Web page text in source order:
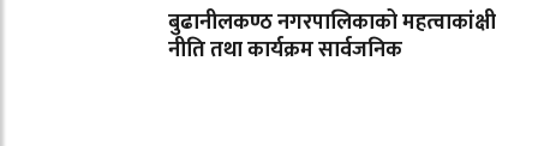
बुढानीलकण्ठ नगरपालिकाको महत्वाकांक्षी
नीति तथा कार्यक्रम सार्वजनिक